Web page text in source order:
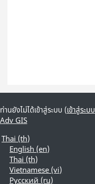
ท่านยังไม่ได้เข้าสู่ระบบ (เข้าสู่ระบบ
Adv GIS
Thai ‎(th)‎
English ‎(en)‎
Thai ‎(th)‎
Vietnamese ‎(vi)‎
Русский ‎(ru)‎